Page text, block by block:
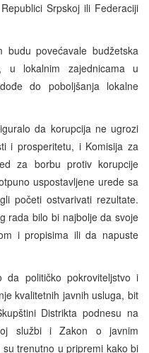
Srpskoj ili Federaciji
povećavale budžetska
u lokalnim zajednicama u
do poboljšanja lokalne
da korupcija ne ugrozi
i prosperitetu, i Komisija za
za borbu protiv korupcije
uspostavljene urede sa
početi ostvarivati rezultate.
rada bilo bi najbolje da svoje
i propisima ili da napuste
političko pokroviteljstvo i
kvalitetnih javnih usluga, bit
Distrikta podnesu na
službi i Zakon o javnim
trenutno u pripremi kako bi